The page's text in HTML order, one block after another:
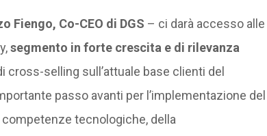
Fiengo, Co-CEO di DGS – ci darà accesso alle
segmento in forte crescita e di rilevanza
cross-selling sull’attuale base clienti del
passo avanti per l’implementazione del
tecnologiche, della